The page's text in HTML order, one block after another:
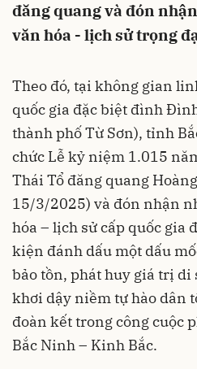
đăng quang và đón
văn hóa - lịch sử trọng
Theo đó, tại không gian
quốc gia đặc biệt đình
thành phố Từ Sơn), tỉnh
chức Lễ kỷ niệm 1.015
Thái Tổ đăng quang
15/3/2025) và đón nhận
hóa – lịch sử cấp quốc gia
kiện đánh dấu một dấu
bảo tồn, phát huy giá trị di
khơi dậy niềm tự hào dân
đoàn kết trong công cuộc
Bắc Ninh – Kinh Bắc.